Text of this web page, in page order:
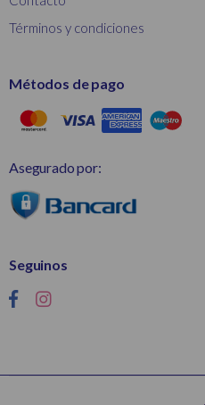
Términos y condiciones
Métodos de pago
Asegurado por:
Seguinos